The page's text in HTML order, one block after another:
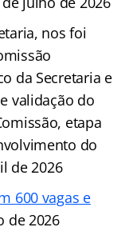
nos foi
da Secretaria e
validação do
etapa
do
de 2026
600 vagas e
de 2026